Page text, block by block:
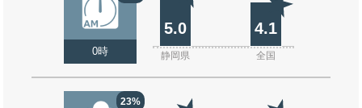
0時
5.0 4.1
静岡県 全国
23%